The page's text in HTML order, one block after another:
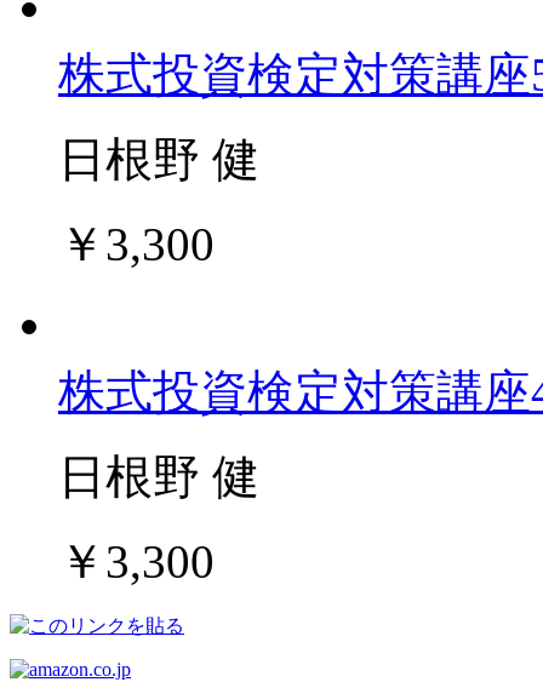
株式投資検定対策講
日根野 健
￥3,300
株式投資検定対策講
日根野 健
￥3,300